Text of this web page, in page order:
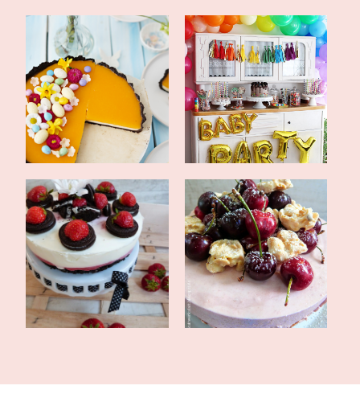
No bake Oreo Tarte mit
Pana Cotta- ...
Regenbogen Babyparty
und ein Rezept...
Kalt gestellt und
aufgetischt: Erfr...
Herd aus, Kühlschrank
auf: Kirsch-J...